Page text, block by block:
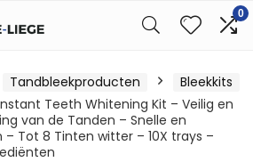
0
Tandbleekproducten
Bleekkits
Teeth Whitening Kit – Veilig en
van de Tanden – Snelle en
Tot 8 Tinten witter – 10X trays –